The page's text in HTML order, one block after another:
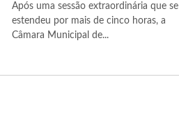
Após uma sessão extraordinária que se
estendeu por mais de cinco horas, a
Câmara Municipal de...